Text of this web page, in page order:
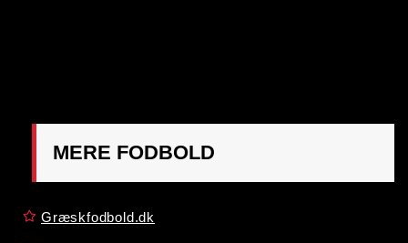
MERE FODBOLD
Græskfodbold.dk